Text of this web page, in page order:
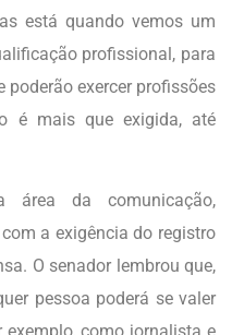
está quando vemos um
profissional, para
exercer profissões
é mais que exigida, até
área da comunicação,
a exigência do registro
O senador lembrou que,
pessoa poderá se valer